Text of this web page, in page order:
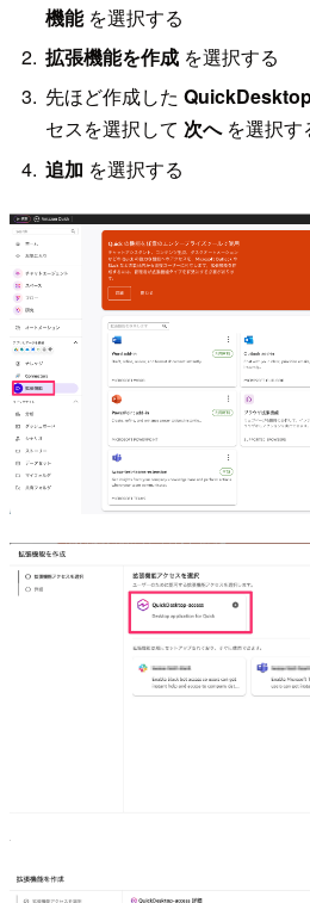
機能を選択する
拡張機能を作成 を選択する
先ほど作成した
セスを選択して 次へを選択す
追加 を選択する